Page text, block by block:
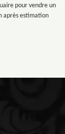
pour vendre un
après estimation